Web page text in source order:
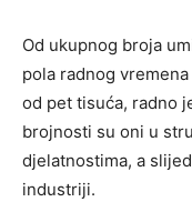
Od ukupnog broja
pola radnog
od pet tisuća, radno
brojnosti su oni u
djelatnostima, a
industriji.